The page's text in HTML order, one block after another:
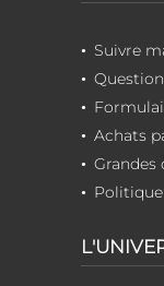
Suivre
Achats
Grandes